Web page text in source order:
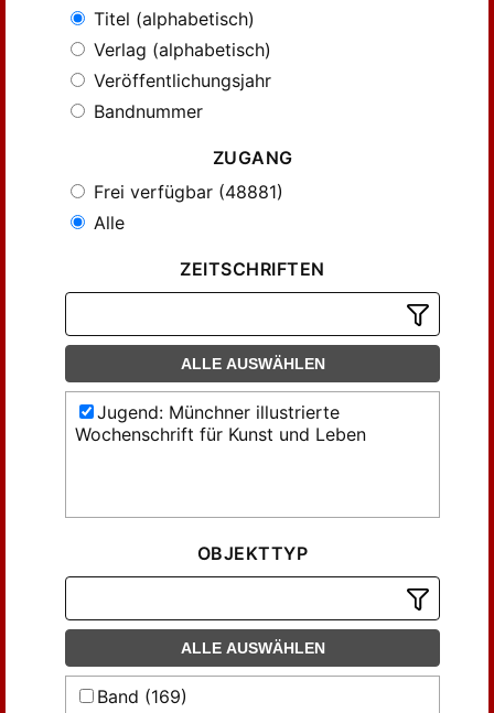
Titel (alphabetisch)
Verlag (alphabetisch)
Veröffentlichungsjahr
Bandnummer
ZUGANG
Frei verfügbar (48881)
Alle
ZEITSCHRIFTEN
ALLE AUSWÄHLEN
Jugend: Münchner illustrierte
Wochenschrift für Kunst und Leben
OBJEKTTYP
ALLE AUSWÄHLEN
Band (169)